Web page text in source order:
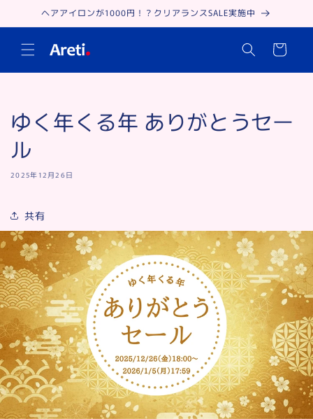
ンツに
進む
ヘアアイロンが1000円！？クリアランスSALE実施中
カ
ー
ゆく年くる年 ありがとうセー
ル
2025年12月26日
共有